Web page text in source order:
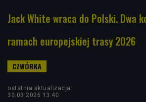
Jack White wraca do Polski. Dwa
ramach europejskiej trasy 2026
ostatnia aktualizacja:
30.03.2026 13:40